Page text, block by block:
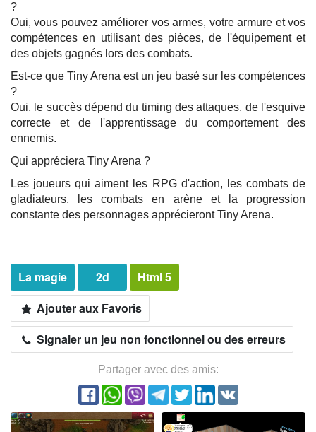
?
Oui, vous pouvez améliorer vos armes, votre armure et vos
compétences en utilisant des pièces, de l'équipement et
des objets gagnés lors des combats.
Est-ce que Tiny Arena est un jeu basé sur les compétences
?
Oui, le succès dépend du timing des attaques, de l'esquive
correcte et de l'apprentissage du comportement des
ennemis.
Qui appréciera Tiny Arena ?
Les joueurs qui aiment les RPG d'action, les combats de
gladiateurs, les combats en arène et la progression
constante des personnages apprécieront Tiny Arena.
La magie 2d
Html 5
Ajouter aux Favoris
Signaler un jeu non fonctionnel ou des erreurs
Partager avec des amis: